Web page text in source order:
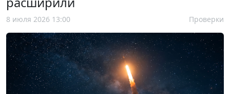
8 июля 2026 13:00 Проверки